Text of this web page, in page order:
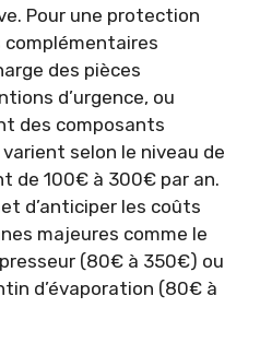
Pour une protection
des pièces
d’urgence, ou
des composants
selon le niveau de
de 100€ à 300€ par an.
d’anticiper les coûts
majeures comme le
(80€ à 350€) ou
d’évaporation (80€ à